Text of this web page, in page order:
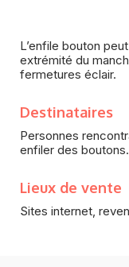
L’enfile bouton
extrémité du
fermetures éclair.
Destinataires
Personnes
enfiler des boutons.
Lieux de vente
Sites internet,